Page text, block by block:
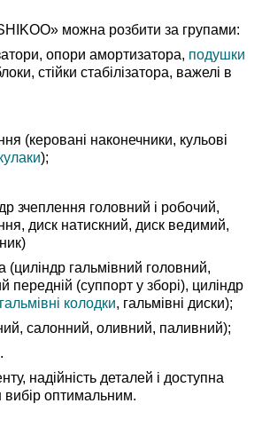
можна розбити за групами:
опори амортизатора, подушки
стійки стабілізатора, важелі в
(керовані наконечники, кульові
);
зчеплення головний і робочий,
диск натискний, диск ведимий,
(циліндр гальмівний головний,
передній (суппорт у зборі), циліндр
гальмівні колодки, гальмівні диски);
салонний, оливний, паливний);
надійність деталей і доступна
вибір оптимальним.